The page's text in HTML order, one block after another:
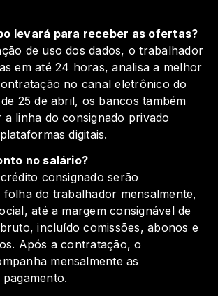
levará para receber as ofertas?
de uso dos dados, o trabalhador
em até 24 horas, analisa a melhor
no canal eletrônico do
25 de abril, os bancos também
linha do consignado privado
digitais.
no salário?
consignado serão
folha do trabalhador mensalmente,
até a margem consignável de
incluído comissões, abonos e
Após a contratação, o
mensalmente as